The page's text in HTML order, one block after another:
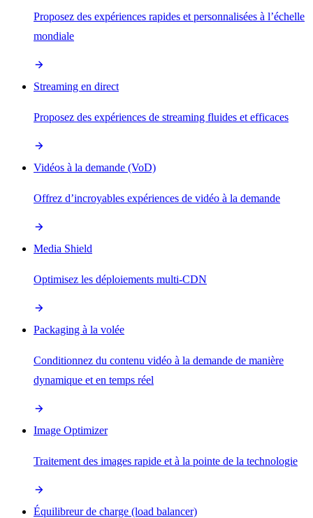
Proposez des expériences rapides et personnalisées à l’échelle
mondiale
Streaming en direct
Proposez des expériences de streaming fluides et efficaces
Vidéos à la demande (VoD)
Offrez d’incroyables expériences de vidéo à la demande
Media Shield
Optimisez les déploiements multi-CDN
Packaging à la volée
Conditionnez du contenu vidéo à la demande de manière
dynamique et en temps réel
Image Optimizer
Traitement des images rapide et à la pointe de la technologie
Équilibreur de charge (load balancer)